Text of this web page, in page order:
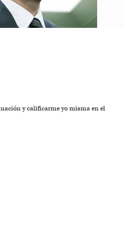
y calificarme yo misma en el